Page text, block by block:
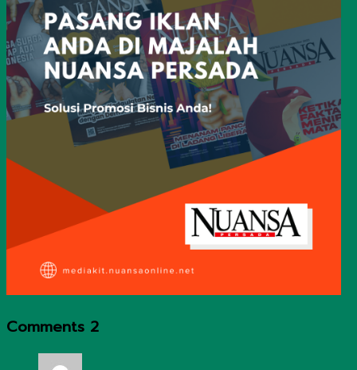
Comments 2